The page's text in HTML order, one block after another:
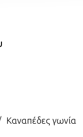
Καναπέδες γωνία